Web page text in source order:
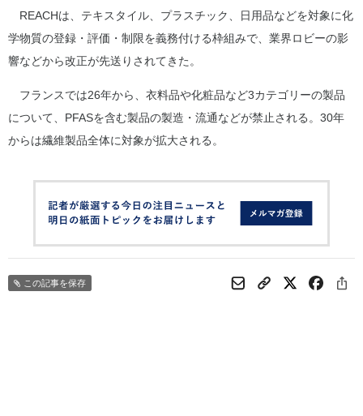
REACHは、テキスタイル、プラスチック、日用品などを対象に化
学物質の登録・評価・制限を義務付ける枠組みで、業界ロビーの影
響などから改正が先送りされてきた。
フランスでは26年から、衣料品や化粧品など3カテゴリーの製品
について、PFASを含む製品の製造・流通などが禁止される。30年
からは繊維製品全体に対象が拡大される。
この記事を保存